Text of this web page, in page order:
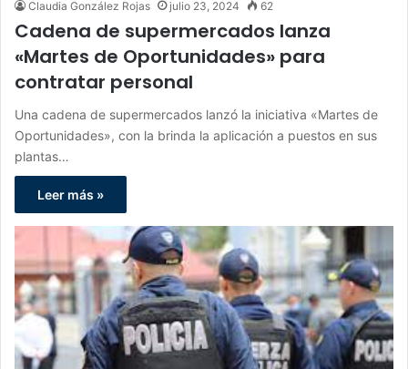
Claudia González Rojas julio 23, 2024 62
Cadena de supermercados lanza
«Martes de Oportunidades» para
contratar personal
Una cadena de supermercados lanzó la iniciativa «Martes de
Oportunidades», con la brinda la aplicación a puestos en sus
plantas…
Leer más »